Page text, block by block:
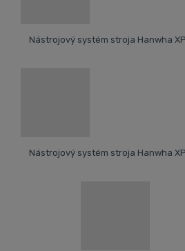
Nástrojový systém stroja Hanwha
Nástrojový systém stroja Hanwha